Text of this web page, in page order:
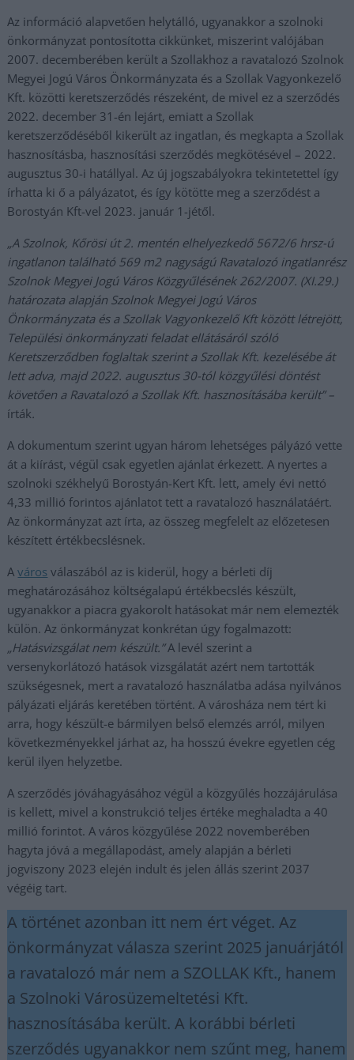
Az információ alapvetően helytálló, ugyanakkor a szolnoki
önkormányzat pontosította cikkünket, miszerint valójában
2007. decemberében került a Szollakhoz a ravatalozó Szolnok
Megyei Jogú Város Önkormányzata és a Szollak Vagyonkezelő
Kft. közötti keretszerződés részeként, de mivel ez a szerződés
2022. december 31-én lejárt, emiatt a Szollak
keretszerződéséből kikerült az ingatlan, és megkapta a Szollak
hasznosításba, hasznosítási szerződés megkötésével – 2022.
augusztus 30-i hatállyal. Az új jogszabályokra tekintetettel így
írhatta ki ő a pályázatot, és így kötötte meg a szerződést a
Borostyán Kft-vel 2023. január 1-jétől.
„A Szolnok, Kőrösi út 2. mentén elhelyezkedő 5672/6 hrsz-ú
ingatlanon található 569 m2 nagyságú Ravatalozó ingatlanrész
Szolnok Megyei Jogú Város Közgyűlésének 262/2007. (XI.29.)
határozata alapján Szolnok Megyei Jogú Város
Önkormányzata és a Szollak Vagyonkezelő Kft között létrejött,
Települési önkormányzati feladat ellátásáról szóló
Keretszerződben foglaltak szerint a Szollak Kft. kezelésébe át
lett adva, majd 2022. augusztus 30-tól közgyűlési döntést
követően a Ravatalozó a Szollak Kft. hasznosításába került” –
írták.
A dokumentum szerint ugyan három lehetséges pályázó vette
át a kiírást, végül csak egyetlen ajánlat érkezett. A nyertes a
szolnoki székhelyű Borostyán-Kert Kft. lett, amely évi nettó
4,33 millió forintos ajánlatot tett a ravatalozó használatáért.
Az önkormányzat azt írta, az összeg megfelelt az előzetesen
készített értékbecslésnek.
Aváros válaszából az is kiderül, hogy a bérleti díj
meghatározásához költségalapú értékbecslés készült,
ugyanakkor a piacra gyakorolt hatásokat már nem elemezték
külön. Az önkormányzat konkrétan úgy fogalmazott:
„Hatásvizsgálat nem készült.”A levél szerint a
versenykorlátozó hatások vizsgálatát azért nem tartották
szükségesnek, mert a ravatalozó használatba adása nyilvános
pályázati eljárás keretében történt. A városháza nem tért ki
arra, hogy készült-e bármilyen belső elemzés arról, milyen
következményekkel járhat az, ha hosszú évekre egyetlen cég
kerül ilyen helyzetbe.
A szerződés jóváhagyásához végül a közgyűlés hozzájárulása
is kellett, mivel a konstrukció teljes értéke meghaladta a 40
millió forintot. A város közgyűlése 2022 novemberében
hagyta jóvá a megállapodást, amely alapján a bérleti
jogviszony 2023 elején indult és jelen állás szerint 2037
végéig tart.
A történet azonban itt nem ért véget. Az
önkormányzat válasza szerint 2025 januárjától
a ravatalozó már nem a SZOLLAK Kft., hanem
a Szolnoki Városüzemeltetési Kft.
hasznosításába került. A korábbi bérleti
szerződés ugyanakkor nem szűnt meg, hanem